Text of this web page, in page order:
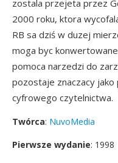
zostala przejeta przez
2000 roku, ktora
RB sa dziś w duzej
moga byc
pomoca narzedzi do
pozostaje znaczacy
cyfrowego czytelnictwa.
Twórca: NuvoMedia
Pierwsze wydanie: 1998